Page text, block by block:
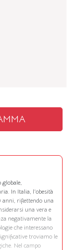
globale,
In Italia, l'obesità
riflettendo una
una vera e
negativamente la
che interessano
troviamo le
Nel campo